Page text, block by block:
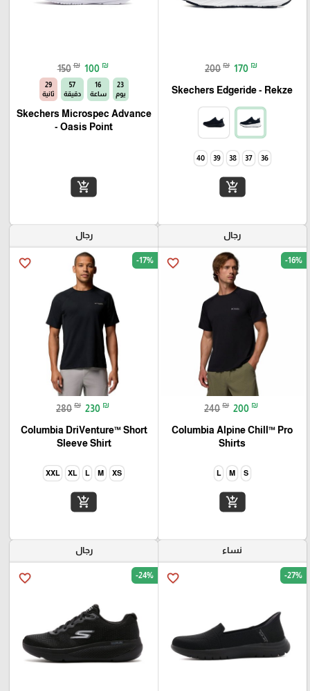
200 ₪ 170 ₪
Skechers Edgeride - Rekze‏
36
37
38
39
40
add_shopping_cart
150 ₪ 100 ₪
23
يوم
16
ساعة
57
دقيقة
28
ثانية
Skechers Microspec Advance
- Oasis Point
add_shopping_cart
رجال
favorite_border -16%
240 ₪ 200 ₪
Columbia Alpine Chill™ Pro
Shirts
S
M
L
add_shopping_cart
رجال
favorite_border -17%
280 ₪ 230 ₪
Columbia DriVenture™ Short
Sleeve Shirt
XS
M
L
XL
XXL
add_shopping_cart
نساء
favorite_border -27%
رجال
favorite_border -24%